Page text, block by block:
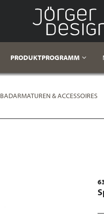
PRODUKTPROGRAMM
BADARMATUREN & ACCESSOIRES